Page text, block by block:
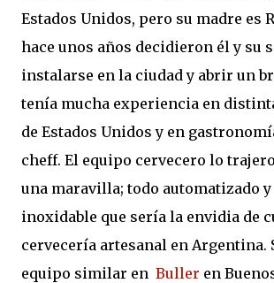
Estados Unidos, pero su madre es
hace unos años decidieron él y su
instalarse en la ciudad y abrir un
tenía mucha experiencia en
de Estados Unidos y en
cheff. El equipo cervecero lo
una maravilla; todo automatizado y
inoxidable que sería la envidia de
cervecería artesanal en Argentina.
equipo similar en Buller en